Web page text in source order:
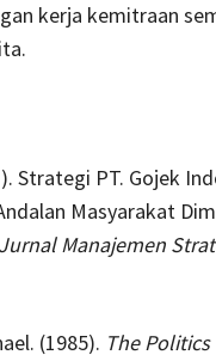
kerja kemitraan
Strategi PT. Gojek
Masyarakat
Jurnal Manajemen
(1985). The